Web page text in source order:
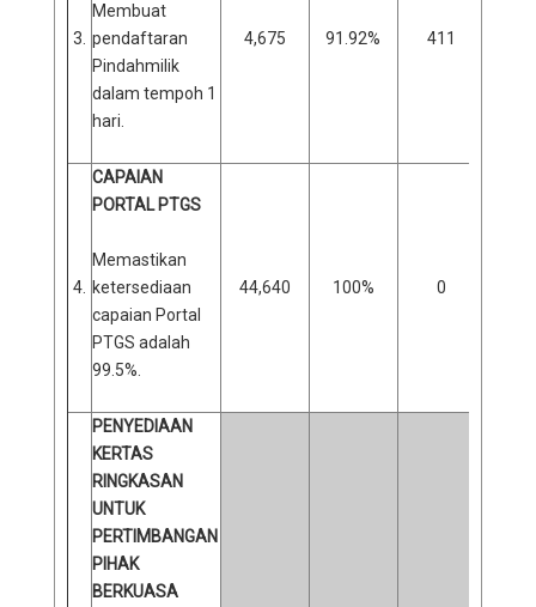
3.
Membuat
pendaftaran
Pindahmilik
dalam tempoh 1
hari.
4,675 91.92% 411
4.
CAPAIAN
PORTAL PTGS
Memastikan
ketersediaan
capaian Portal
PTGS adalah
99.5%.
44,640 100% 0
PENYEDIAAN
KERTAS
RINGKASAN
UNTUK
PERTIMBANGAN
PIHAK
BERKUASA